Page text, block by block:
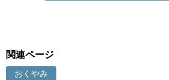
関連ページ
おくやみ